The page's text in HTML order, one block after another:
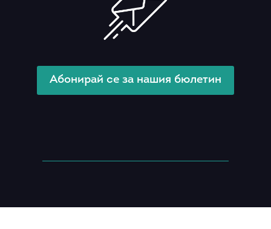
Абонирай се за нашия бюлетин